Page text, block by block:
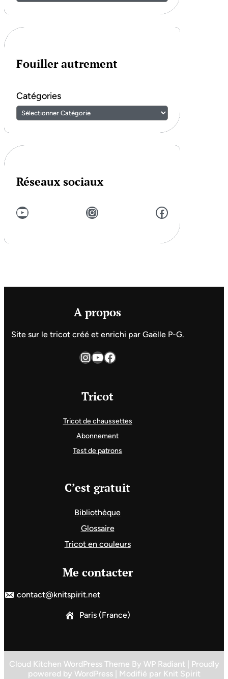
Fouiller autrement
Catégories
Réseaux sociaux
YouTube Instagram Facebook
A propos
Site sur le tricot créé et enrichi par Gaëlle P-G.
InstagramYouTube Facebook
Tricot
Tricot de chaussettes
Abonnement
Test de patrons
C’est gratuit
Bibliothèque
Glossaire
Tricot en couleurs
Me contacter
contact@knitspirit.net
Paris (France)
Cloud Kitchen WordPress Theme By WP Radiant | Proudly
powered by WordPress| Modifié par Knit Spirit